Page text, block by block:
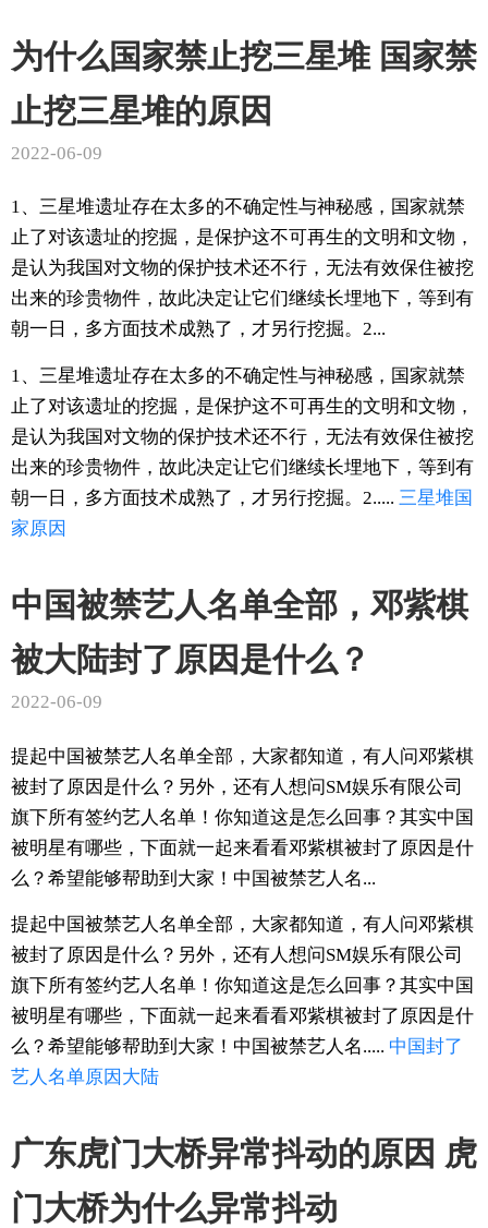
为什么国家禁止挖三星堆 国家禁
止挖三星堆的原因
2022-06-09
1、三星堆遗址存在太多的不确定性与神秘感，国家就禁
止了对该遗址的挖掘，是保护这不可再生的文明和文物，
是认为我国对文物的保护技术还不行，无法有效保住被挖
出来的珍贵物件，故此决定让它们继续长埋地下，等到有
朝一日，多方面技术成熟了，才另行挖掘。2...
1、三星堆遗址存在太多的不确定性与神秘感，国家就禁
止了对该遗址的挖掘，是保护这不可再生的文明和文物，
是认为我国对文物的保护技术还不行，无法有效保住被挖
出来的珍贵物件，故此决定让它们继续长埋地下，等到有
朝一日，多方面技术成熟了，才另行挖掘。2..... 三星堆国
家原因
中国被禁艺人名单全部，邓紫棋
被大陆封了原因是什么？
2022-06-09
提起中国被禁艺人名单全部，大家都知道，有人问邓紫棋
被封了原因是什么？另外，还有人想问SM娱乐有限公司
旗下所有签约艺人名单！你知道这是怎么回事？其实中国
被明星有哪些，下面就一起来看看邓紫棋被封了原因是什
么？希望能够帮助到大家！中国被禁艺人名...
提起中国被禁艺人名单全部，大家都知道，有人问邓紫棋
被封了原因是什么？另外，还有人想问SM娱乐有限公司
旗下所有签约艺人名单！你知道这是怎么回事？其实中国
被明星有哪些，下面就一起来看看邓紫棋被封了原因是什
么？希望能够帮助到大家！中国被禁艺人名..... 中国封了
艺人名单原因 大陆
广东虎门大桥异常抖动的原因 虎
门大桥为什么异常抖动